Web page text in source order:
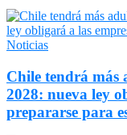
Noticias
Chile tendrá más
2028: nueva ley
prepararse para